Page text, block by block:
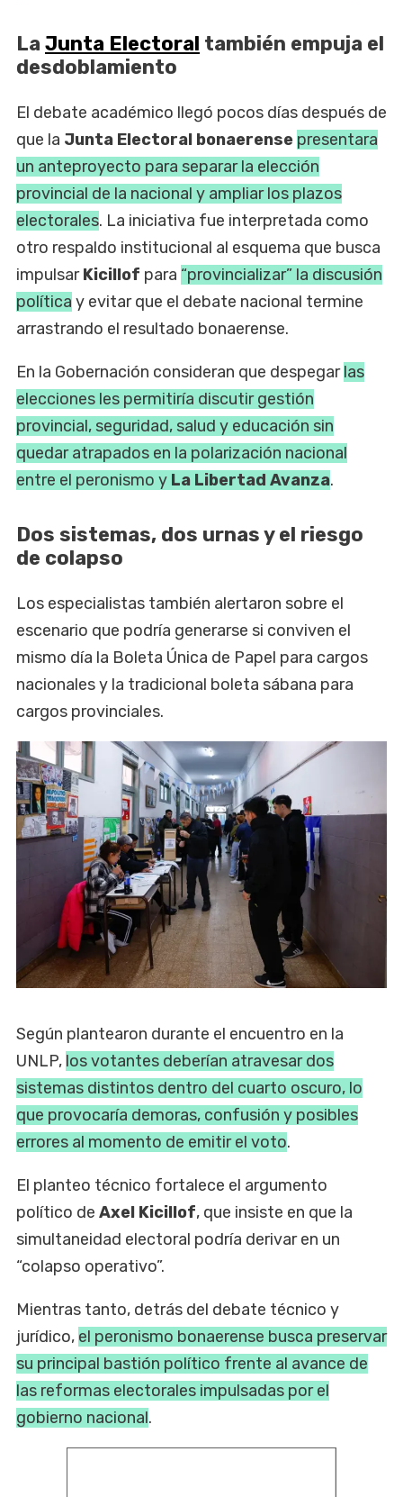
La Junta Electoral también empuja el
desdoblamiento
El debate académico llegó pocos días después de
que la Junta Electoral bonaerense presentara
un anteproyecto para separar la elección
provincial de la nacional y ampliar los plazos
electorales. La iniciativa fue interpretada como
otro respaldo institucional al esquema que busca
impulsarKicillof para “provincializar” la discusión
política y evitar que el debate nacional termine
arrastrando el resultado bonaerense.
En la Gobernación consideran que despegarlas
elecciones les permitiría discutir gestión
provincial, seguridad, salud y educación sin
quedar atrapados en la polarización nacional
entre el peronismo y La Libertad Avanza.
Dos sistemas, dos urnas y el riesgo
de colapso
Los especialistas también alertaron sobre el
escenario que podría generarse si conviven el
mismo día la Boleta Única de Papel para cargos
nacionales y la tradicional boleta sábana para
cargos provinciales.
Según plantearon durante el encuentro en la
UNLP, los votantes deberían atravesar dos
sistemas distintos dentro del cuarto oscuro, lo
que provocaría demoras, confusión y posibles
errores al momento de emitir el voto.
El planteo técnico fortalece el argumento
político de Axel Kicillof, que insiste en que la
simultaneidad electoral podría derivar en un
“colapso operativo”.
Mientras tanto, detrás del debate técnico y
jurídico, el peronismo bonaerense busca preservar
su principal bastión político frente al avance de
las reformas electorales impulsadas por el
gobierno nacional.